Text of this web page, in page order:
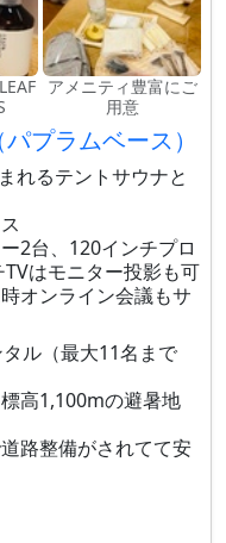
アメニティ豊富にご
用意
プラムベース）
れるテントサウナと
2台、120インチプロ
はモニター投影も可
オンライン会議もサ
ル（最大11名まで
高1,100mの避暑地
路整備がされてて安